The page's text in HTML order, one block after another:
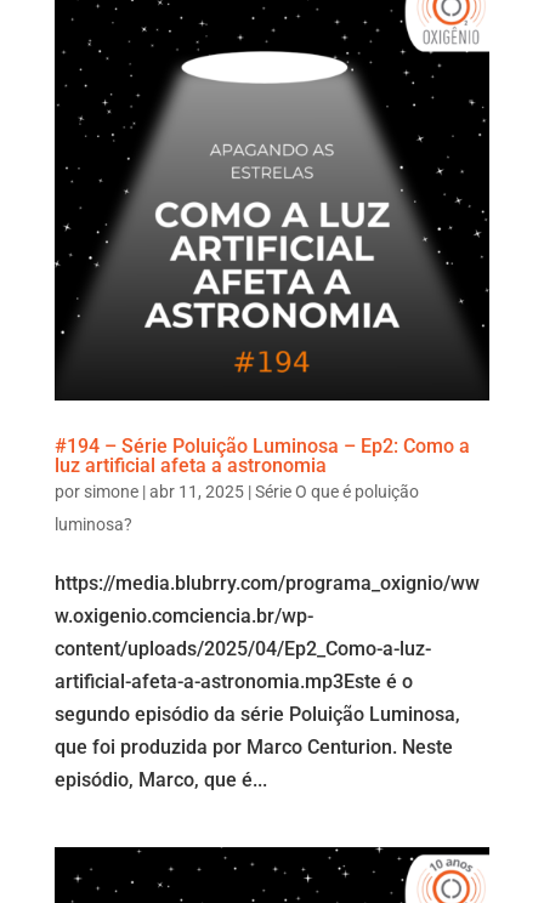
#194 – Série Poluição Luminosa – Ep2: Como a
luz artificial afeta a astronomia
por simone|abr 11, 2025|Série O que é poluição
luminosa?
https://media.blubrry.com/programa_oxignio/ww
w.oxigenio.comciencia.br/wp-
content/uploads/2025/04/Ep2_Como-a-luz-
artificial-afeta-a-astronomia.mp3Este é o
segundo episódio da série Poluição Luminosa,
que foi produzida por Marco Centurion. Neste
episódio, Marco, que é...